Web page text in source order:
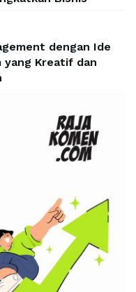
dengan Ide
yang Kreatif dan